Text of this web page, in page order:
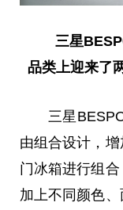
三星
品类上迎来了
三星
由组合设计，
门冰箱进行组
加上不同颜色